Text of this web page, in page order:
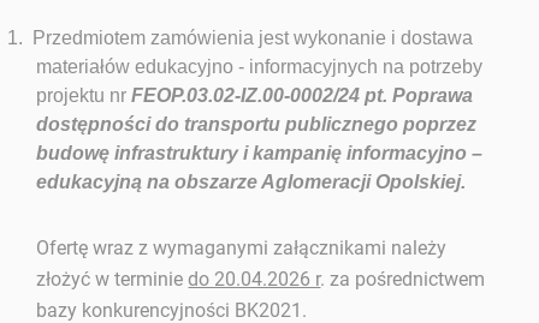
1.
Przedmiotem zamówienia jest wykonanie i dostawa
materiałów edukacyjno - informacyjnych na potrzeby
projektu nrFEOP.03.02-IZ.00-0002/24 pt. Poprawa
dostępności do transportu publicznego poprzez
budowę infrastruktury i kampanię informacyjno –
edukacyjną na obszarze Aglomeracji Opolskiej.
Ofertę wraz z wymaganymi załącznikami należy
złożyć w terminiedo 20.04.2026 r. za pośrednictwem
bazy konkurencyjności BK2021.